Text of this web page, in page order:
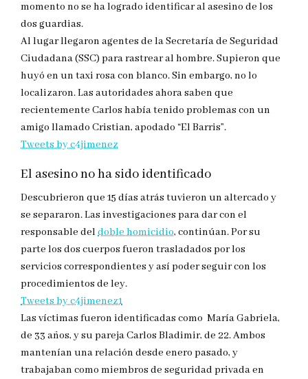
momento no se ha logrado identificar al asesino de los
dos guardias.
Al lugar llegaron agentes de la Secretaría de Seguridad
Ciudadana (SSC) para rastrear al hombre. Supieron que
huyó en un taxi rosa con blanco. Sin embargo, no lo
localizaron. Las autoridades ahora saben que
recientemente Carlos había tenido problemas con un
amigo llamado Cristian, apodado “El Barris”.
Tweets by c4jimenez
El asesino no ha sido identificado
Descubrieron que 15 días atrás tuvieron un altercado y
se separaron. Las investigaciones para dar con el
responsable deldoble homicidio, continúan. Por su
parte los dos cuerpos fueron trasladados por los
servicios correspondientes y así poder seguir con los
procedimientos de ley.
Tweets by c4jimenez1
Las víctimas fueron identificadas como María Gabriela,
de 33 años, y su pareja Carlos Bladimir, de 22. Ambos
mantenían una relación desde enero pasado, y
trabajaban como miembros de seguridad privada en